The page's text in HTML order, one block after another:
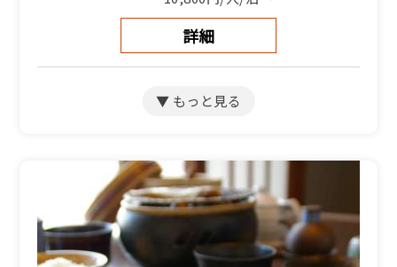
詳細
【別館和洋室】和室9畳＋
洋室4.5畳（バス・トイレ
宿泊人数：1～5人
10,800円/人/泊 ～
詳細